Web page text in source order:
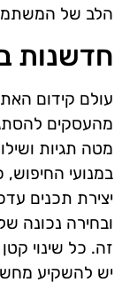
הלב של
חדשנות
עולם קידום
מהעסקים
מטה תגיות
במנועי
יצירת תכנים
ובחירה נכונה
זה. כל שינוי
יש להשקיע